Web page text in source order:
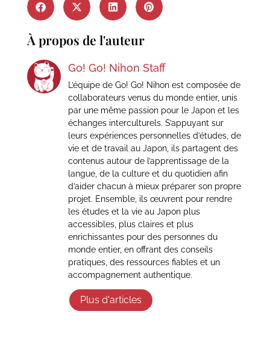
À propos de l'auteur
Go! Go! Nihon Staff
L’équipe de Go! Go! Nihon est composée de
collaborateurs venus du monde entier, unis
par une même passion pour le Japon et les
échanges interculturels. S’appuyant sur
leurs expériences personnelles d’études, de
vie et de travail au Japon, ils partagent des
contenus autour de l’apprentissage de la
langue, de la culture et du quotidien afin
d’aider chacun à mieux préparer son propre
projet. Ensemble, ils œuvrent pour rendre
les études et la vie au Japon plus
accessibles, plus claires et plus
enrichissantes pour des personnes du
monde entier, en offrant des conseils
pratiques, des ressources fiables et un
accompagnement authentique.
Plus d'articles